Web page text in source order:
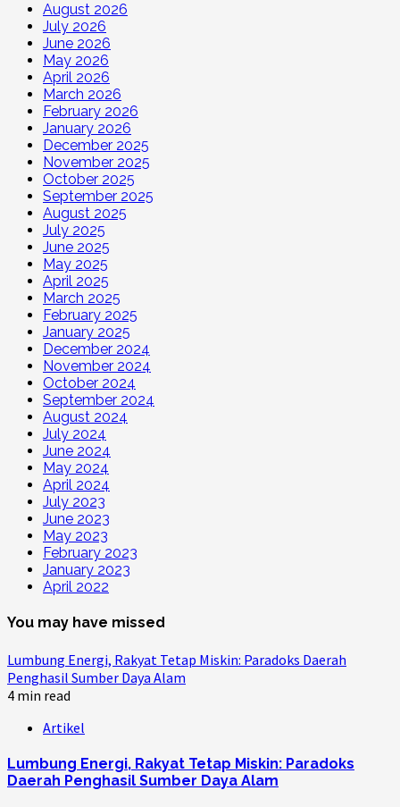
August 2026
July 2026
June 2026
May 2026
April 2026
March 2026
February 2026
January 2026
December 2025
November 2025
October 2025
September 2025
August 2025
July 2025
June 2025
May 2025
April 2025
March 2025
February 2025
January 2025
December 2024
November 2024
October 2024
September 2024
August 2024
July 2024
June 2024
May 2024
April 2024
July 2023
June 2023
May 2023
February 2023
January 2023
April 2022
You may have missed
Lumbung Energi, Rakyat Tetap Miskin: Paradoks Daerah
Penghasil Sumber Daya Alam
4 min read
Artikel
Lumbung Energi, Rakyat Tetap Miskin: Paradoks
Daerah Penghasil Sumber Daya Alam